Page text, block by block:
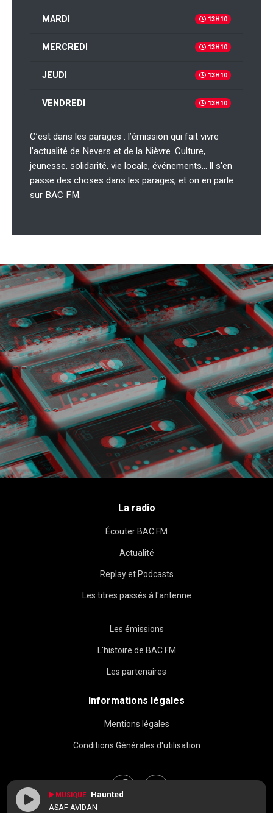
MARDI 13H10
MERCREDI 13H10
JEUDI 13H10
VENDREDI 13H10
C’est dans les parages : l’émission qui fait vivre
l’actualité de Nevers et de la Nièvre. Culture,
jeunesse, solidarité, vie locale, événements… ll s'en
passe des choses dans les parages, et on en parle
sur BAC FM.
La radio
Écouter BAC FM
Actualité
Replay et Podcasts
Les titres passés à l'antenne
Les émissions
L'histoire de BAC FM
Les partenaires
Informations légales
Mentions légales
Conditions Générales d'utilisation
MUSIQUE Haunted
ASAF AVIDAN